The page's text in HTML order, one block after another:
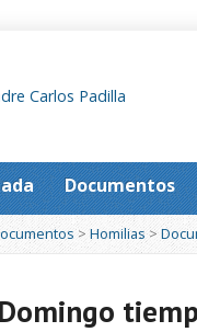
Documentos
> Homilias>